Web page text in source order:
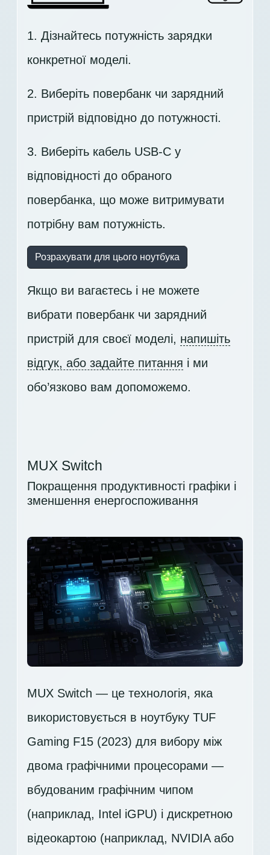
1. Дізнайтесь потужність зарядки
конкретної моделі.
2. Виберіть повербанк чи зарядний
пристрій відповідно до потужності.
3. Виберіть кабель USB-C у
відповідності до обраного
повербанка, що може витримувати
потрібну вам потужність.
Розрахувати для цього ноутбука
Якщо ви вагаєтесь і не можете
вибрати повербанк чи зарядний
пристрій для своєї моделі, напишіть
відгук, або задайте питання і ми
обо’язково вам допоможемо.
MUX Switch
Покращення продуктивності графіки і
зменшення енергоспоживання
MUX Switch — це технологія, яка
використовується в ноутбуку TUF
Gaming F15 (2023) для вибору між
двома графічними процесорами —
вбудованим графічним чипом
(наприклад, Intel iGPU) і дискретною
відеокартою (наприклад, NVIDIA або